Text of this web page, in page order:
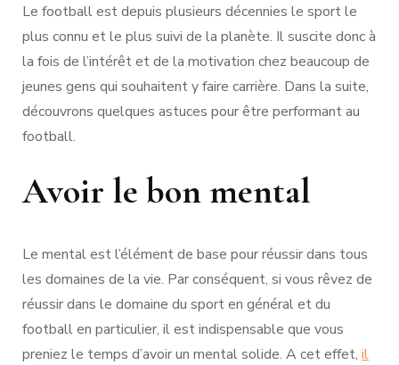
Le football est depuis plusieurs décennies le sport le
plus connu et le plus suivi de la planète. Il suscite donc à
la fois de l’intérêt et de la motivation chez beaucoup de
jeunes gens qui souhaitent y faire carrière. Dans la suite,
découvrons quelques astuces pour être performant au
football.
Avoir le bon mental
Le mental est l’élément de base pour réussir dans tous
les domaines de la vie. Par conséquent, si vous rêvez de
réussir dans le domaine du sport en général et du
football en particulier, il est indispensable que vous
preniez le temps d’avoir un mental solide. A cet effet, il